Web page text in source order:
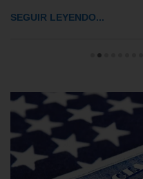
SEGUIR LEYENDO...